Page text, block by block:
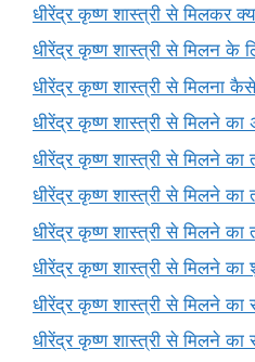
धीरेंद्र कृष्ण शास्त्री से मिलकर
धीरेंद्र कृष्ण शास्त्री से मिलन के
धीरेंद्र कृष्ण शास्त्री से मिलना
धीरेंद्र कृष्ण शास्त्री से मिलने
धीरेंद्र कृष्ण शास्त्री से मिलने का
धीरेंद्र कृष्ण शास्त्री से मिलने का
धीरेंद्र कृष्ण शास्त्री से मिलने का
धीरेंद्र कृष्ण शास्त्री से मिलने का
धीरेंद्र कृष्ण शास्त्री से मिलने का
धीरेंद्र कृष्ण शास्त्री से मिलने